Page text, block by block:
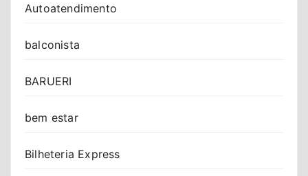
Autoatendimento
balconista
BARUERI
bem estar
Bilheteria Express